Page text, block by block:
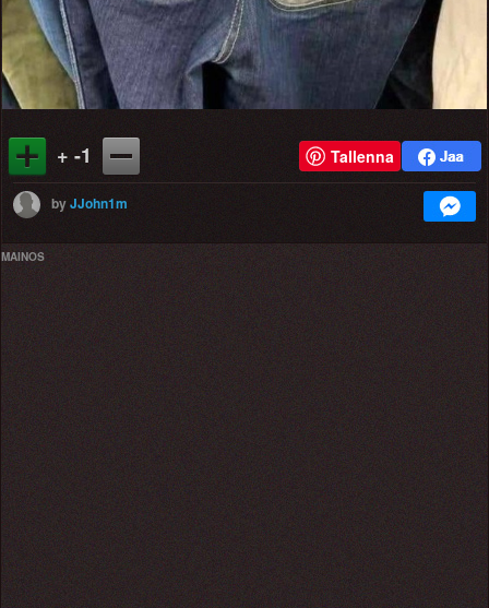
+ -1 Tallenna
byJJohn1m
MAINOS